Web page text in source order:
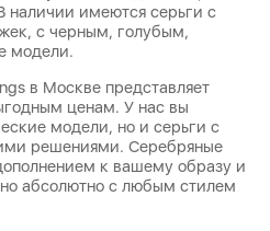
наличии имеются серьги с
с черным, голубым,
модели.
в Москве представляет
ценам. У нас вы
модели, но и серьги с
решениями. Серебряные
к вашему образу и
абсолютно с любым стилем